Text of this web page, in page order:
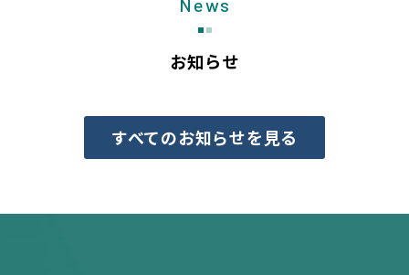
お知らせ
すべてのお知らせを見る